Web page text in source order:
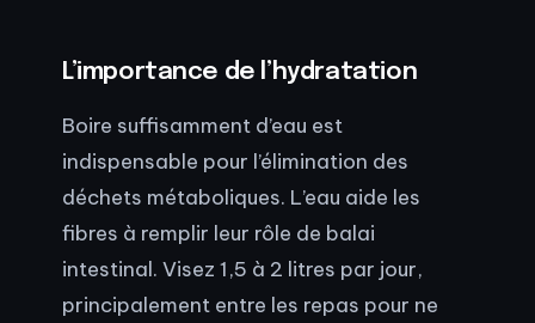
L’importance de l’hydratation
Boire suffisamment d’eau est
indispensable pour l’élimination des
déchets métaboliques. L’eau aide les
fibres à remplir leur rôle de balai
intestinal. Visez 1,5 à 2 litres par jour,
principalement entre les repas pour ne